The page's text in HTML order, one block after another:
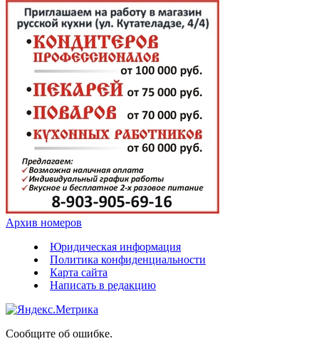
Архив номеров
Юридическая информация
Политика конфиденциальности
Карта сайта
Написать в редакцию
Сообщите об ошибке.